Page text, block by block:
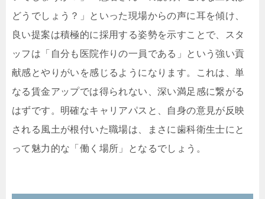
どうでしょう？」といった現場からの声に耳を傾け、
良い提案は積極的に採用する姿勢を示すことで、スタ
ッフは「自分も医院作りの一員である」という強い貢
献感とやりがいを感じるようになります。これは、単
なる賃金アップでは得られない、深い満足感に繋がる
はずです。明確なキャリアパスと、自身の意見が反映
される風土が根付いた職場は、まさに歯科衛生士にと
って魅力的な「働く場所」となるでしょう。